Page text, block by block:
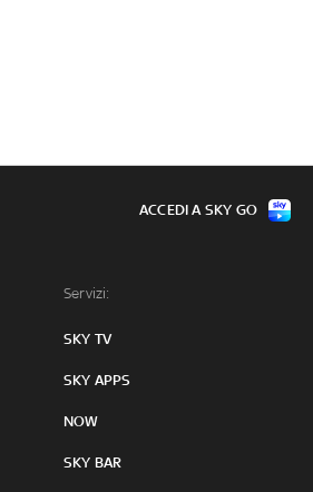
Servizi:
SKY TV
SKY APPS
NOW
SKY BAR
ACCEDI A SKY GO